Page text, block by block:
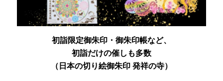
初詣限定御朱印・御朱印帳など、
初詣だけの催しも多数
（日本の切り絵御朱印 発祥の寺）